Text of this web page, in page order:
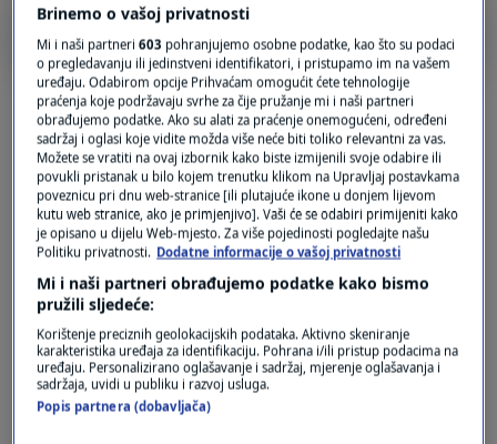
IGOR DRVENKAR
Pjevač Parnog Valjka pao s bine i završio
u bolnici
SHOWBIZ|16. pro.| 0
Hus: Bilo je sugestija da Akijeva zamjena
bude Kiki, ali ovo je novo poglavlje
KULTURA |23. ožu.| 0
kako Parni valjak zvuči bez Akija
SHOWBIZ
Brinemo o vašoj privatnosti
Mi i naši partneri603 pohranjujemo osobne podatke, kao što su podaci
o pregledavanju ili jedinstveni identifikatori, i pristupamo im na vašem
uređaju. Odabirom opcije Prihvaćam omogućit ćete tehnologije
praćenja koje podržavaju svrhe za čije pružanje mi i naši partneri
obrađujemo podatke. Ako su alati za praćenje onemogućeni, određeni
sadržaj i oglasi koje vidite možda više neće biti toliko relevantni za vas.
Možete se vratiti na ovaj izbornik kako biste izmijenili svoje odabire ili
povukli pristanak u bilo kojem trenutku klikom na Upravljaj postavkama
poveznicu pri dnu web-stranice [ili plutajuće ikone u donjem lijevom
kutu web stranice, ako je primjenjivo]. Vaši će se odabiri primijeniti kako
je opisano u dijelu Web-mjesto. Za više pojedinosti pogledajte našu
Politiku privatnosti. Dodatne informacije o vašoj privatnosti
Mi i naši partneri obrađujemo podatke kako bismo
pružili sljedeće:
Korištenje preciznih geolokacijskih podataka. Aktivno skeniranje
karakteristika uređaja za identifikaciju. Pohrana i/ili pristup podacima na
uređaju. Personalizirano oglašavanje i sadržaj, mjerenje oglašavanja i
sadržaja, uvidi u publiku i razvoj usluga.
Popis partnera (dobavljača)